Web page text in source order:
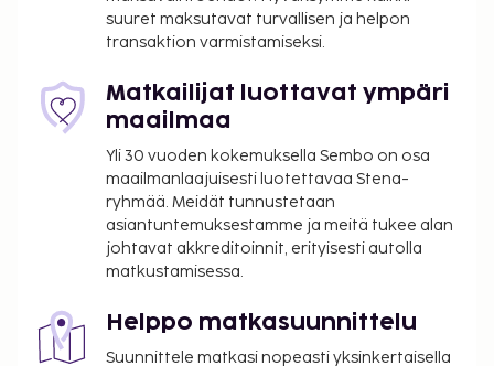
majoituspaikan asiakkaita tai voit hyödyntää
majoituspaikan välipalabaarin/delin. Baarissa voit
nauttia raikasta juotavaa. Maksullinen
buffetaamiainen tarjotaan päivittäin klo 5.30–9.30.
Tämän majoituspaikan virallisen tähtiluokituksen on
myöntänyt Ranskan turismin kehitysjärjestö ATOUT.
Majoituspaikka veloittaa seuraavat paikan päällä
suoritettavat maksut. Maksuihin saattaa sisältyä
sovellettavat verot:
Kaupungin perimä vero: 1.20 EUR per henkilö
per yö. Tätä veroa ei peritä alle 18 vuotta
vanhoilta lapsilta.
suuret maksutavat turvallisen ja helpon
transaktion varmistamiseksi.
Matkailijat luottavat ympäri
maailmaa
Yli 30 vuoden kokemuksella Sembo on osa
maailmanlaajuisesti luotettavaa Stena-
ryhmää. Meidät tunnustetaan
asiantuntemuksestamme ja meitä tukee alan
johtavat akkreditoinnit, erityisesti autolla
matkustamisessa.
Helppo matkasuunnittelu
Suunnittele matkasi nopeasti yksinkertaisella